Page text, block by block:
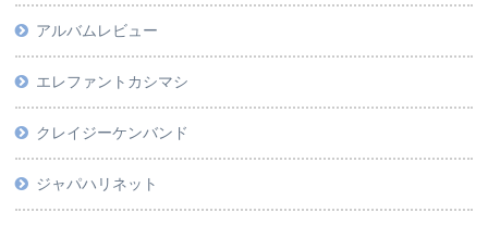
アルバムレビュー
エレファントカシマシ
クレイジーケンバンド
ジャパハリネット